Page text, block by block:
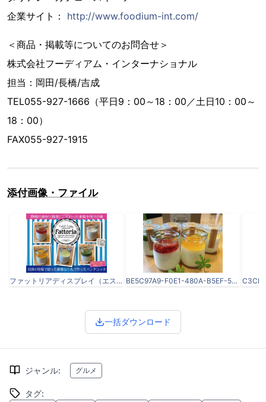
企業サイト： http://www.foodium-int.com/
＜商品・掲載等についてのお問合せ＞
株式会社フーディアム・インターナショナル
担当：岡田/長橋/吉成
TEL055-927-1666（平日9：00～18：00／土日10：00～
18：00）
FAX055-927-1915
添付画像・ファイル
ファットリアディスプレイ（エスカレーター側）810×600.jpg BE5C97A9-F0E1-480A-B5EF-5ED969884832.jpeg
一括ダウンロード
ジャンル: グルメ
タグ: